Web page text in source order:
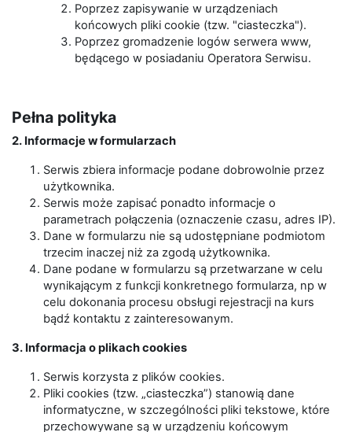
Poprzez zapisywanie w urządzeniach
końcowych pliki cookie (tzw. "ciasteczka").
Poprzez gromadzenie logów serwera www,
będącego w posiadaniu Operatora Serwisu.
Pełna polityka
2. Informacje w formularzach
Serwis zbiera informacje podane dobrowolnie przez
użytkownika.
Serwis może zapisać ponadto informacje o
parametrach połączenia (oznaczenie czasu, adres IP).
Dane w formularzu nie są udostępniane podmiotom
trzecim inaczej niż za zgodą użytkownika.
Dane podane w formularzu są przetwarzane w celu
wynikającym z funkcji konkretnego formularza, np w
celu dokonania procesu obsługi rejestracji na kurs
bądź kontaktu z zainteresowanym.
3. Informacja o plikach cookies
Serwis korzysta z plików cookies.
Pliki cookies (tzw. „ciasteczka”) stanowią dane
informatyczne, w szczególności pliki tekstowe, które
przechowywane są w urządzeniu końcowym